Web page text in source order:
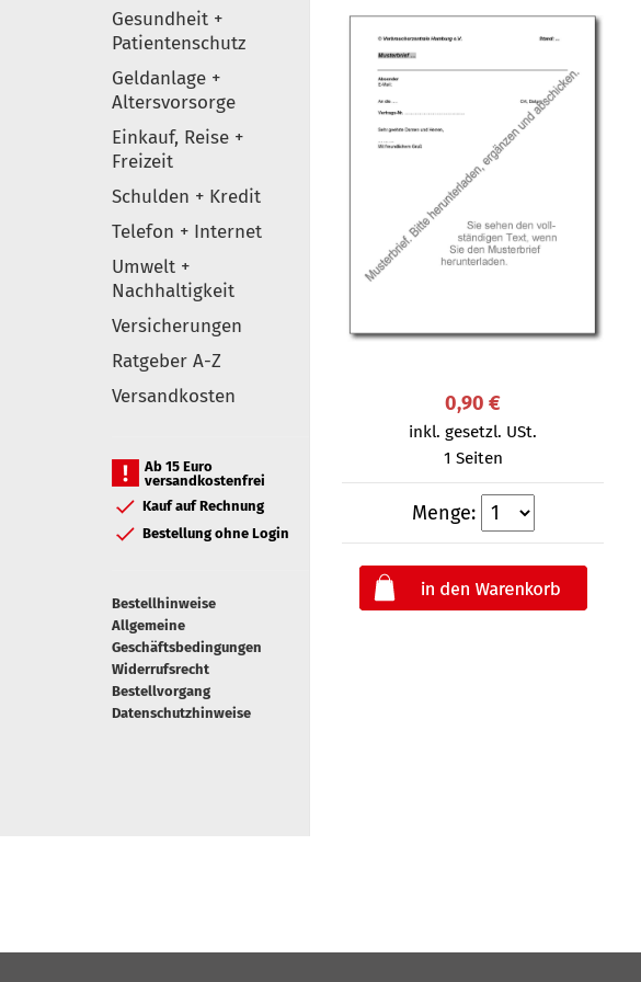
Gesundheit +
Patientenschutz
Geldanlage +
Altersvorsorge
Einkauf, Reise +
Freizeit
Schulden + Kredit
Telefon + Internet
Umwelt +
Nachhaltigkeit
Versicherungen
Ratgeber A-Z
Versandkosten
Ab 15 Euro
versandkostenfrei
Kauf auf Rechnung
Bestellung ohne Login
Bestellhinweise
Allgemeine
Geschäftsbedingungen
Widerrufsrecht
Bestellvorgang
Datenschutzhinweise
0,90 €
inkl. gesetzl. USt.
1 Seiten
Menge: